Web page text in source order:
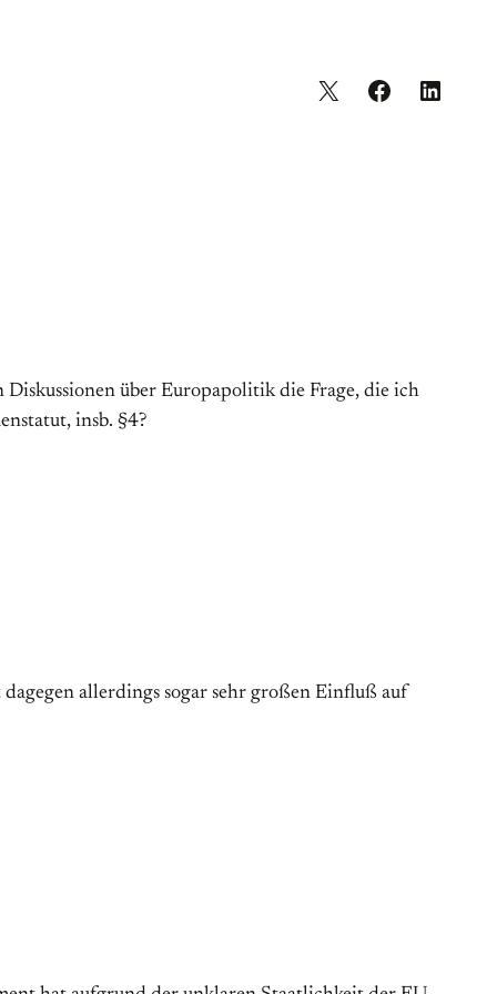
über Europapolitik die Frage, die ich
insb. §4?
allerdings sogar sehr großen Einfluß auf